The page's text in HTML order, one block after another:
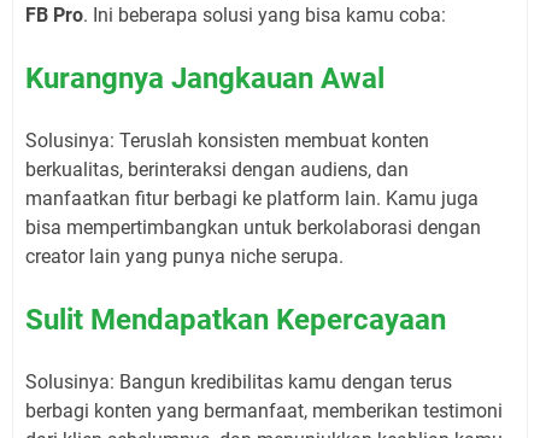
FB Pro. Ini beberapa solusi yang bisa kamu coba:
Kurangnya Jangkauan Awal
Solusinya: Teruslah konsisten membuat konten
berkualitas, berinteraksi dengan audiens, dan
manfaatkan fitur berbagi ke platform lain. Kamu juga
bisa mempertimbangkan untuk berkolaborasi dengan
creatorlain yang punya niche serupa.
Sulit Mendapatkan Kepercayaan
Solusinya: Bangun kredibilitas kamu dengan terus
berbagi konten yang bermanfaat, memberikan testimoni